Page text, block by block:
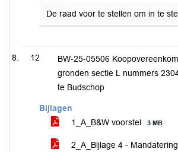
De raad voor te stellen om in te
12
BW-25-05506
gronden sectie L nummers
te Budschop
Bijlagen
1_A_B&W voorstel
3 MB
2_A_Bijlage 4 -